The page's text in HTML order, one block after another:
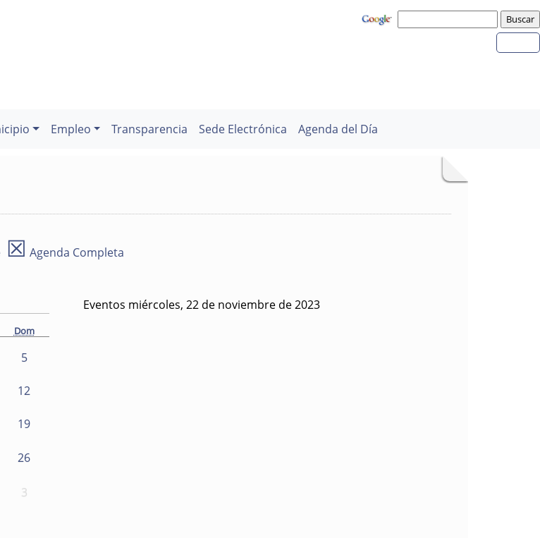
Empleo Transparencia Sede Electrónica Agenda del Día
☒ Agenda Completa
Dom
5
12
19
26
3
Eventos miércoles, 22 de noviembre de 2023